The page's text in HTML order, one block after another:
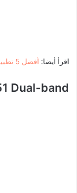
اقرأ أيضا: أفضل 5 تطبيقات تنزيل فيديوهات على آيفون
Dual-band